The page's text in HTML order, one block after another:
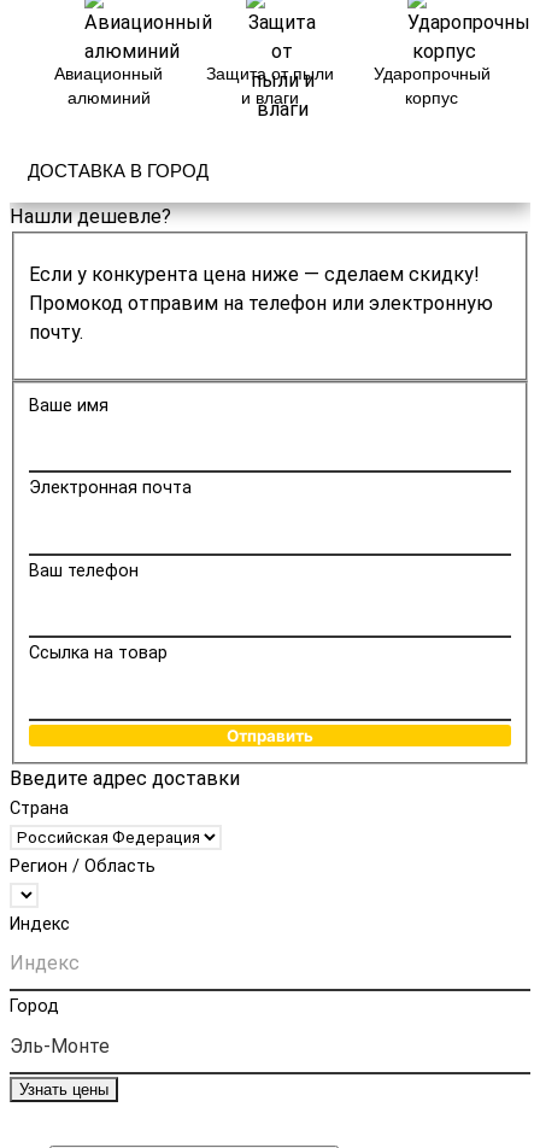
Авиационный
алюминий
Защита от пыли
и влаги
Ударопрочный
корпус
ДОСТАВКА В ГОРОД
Нашли дешевле?
Если у конкурента цена ниже — сделаем скидку!
Промокод отправим на телефон или электронную
почту.
Ваше имя
Электронная почта
Ваш телефон
Ссылка на товар
Отправить
Введите адрес доставки
Страна
Регион / Область
Индекс
Город
Узнать цены